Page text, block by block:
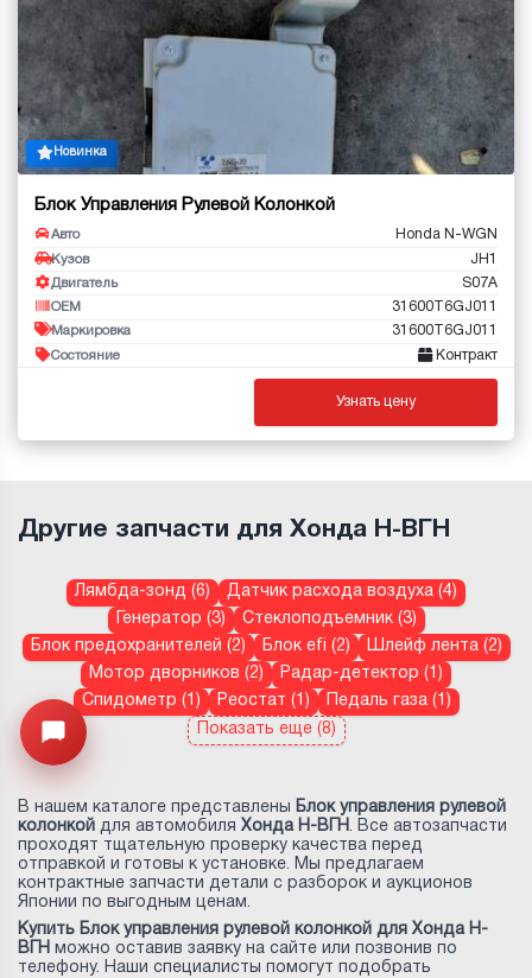
Новинка
Блок Управления Рулевой Колонкой
Авто Honda N-WGN
Кузов JH1
Двигатель S07A
OEM 31600T6GJ011
Маркировка 31600T6GJ011
Состояние Контракт
Узнать цену
Открыть меню
Другие запчасти для Хонда Н-ВГН
Лямбда-зонд (6)
Датчик расхода воздуха (4)
Генератор (3)
Стеклоподъемник (3)
Блок предохранителей (2)
Блок efi (2)
Шлейф лента (2)
Мотор дворников (2)
Радар-детектор (1)
Спидометр (1)
Реостат (1)
Педаль газа (1)
Показать еще (8)
В нашем каталоге представлены
Блок управления рулевой
колонкой для автомобиля Хонда Н-ВГН. Все автозапчасти
проходят тщательную проверку качества перед
отправкой и готовы к установке. Мы предлагаем
контрактные запчасти детали с разборок и аукционов
Японии по выгодным ценам.
Купить Блок управления рулевой колонкой для Хонда Н-
ВГН
можно оставив заявку на сайте или позвонив по
телефону. Наши специалисты помогут подобрать